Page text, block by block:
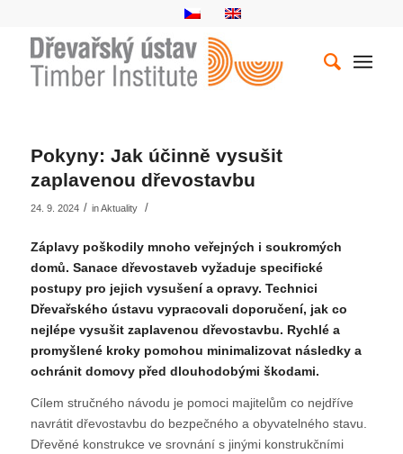
Pokyny: Jak účinně vysušit
zaplavenou dřevostavbu
24. 9. 2024 / inAktuality /
Záplavy poškodily mnoho veřejných i soukromých
domů. Sanace dřevostaveb vyžaduje specifické
postupy pro jejich vysušení a opravy. Technici
Dřevařského ústavu vypracovali doporučení, jak co
nejlépe vysušit zaplavenou dřevostavbu. Rychlé a
promyšlené kroky pomohou minimalizovat následky a
ochránit domovy před dlouhodobými škodami.
Cílem stručného návodu je pomoci majitelům co nejdříve
navrátit dřevostavbu do bezpečného a obyvatelného stavu.
Dřevěné konstrukce ve srovnání s jinými konstrukčními